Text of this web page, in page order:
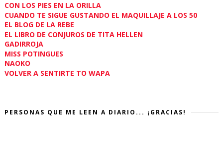
CON LOS PIES EN LA ORILLA
CUANDO TE SIGUE GUSTANDO EL MAQUILLAJE A LOS 50
EL BLOG DE LA REBE
EL LIBRO DE CONJUROS DE TITA HELLEN
GADIRROJA
MISS POTINGUES
NAOKO
VOLVER A SENTIRTE TO WAPA
PERSONAS QUE ME LEEN A DIARIO... ¡GRACIAS!